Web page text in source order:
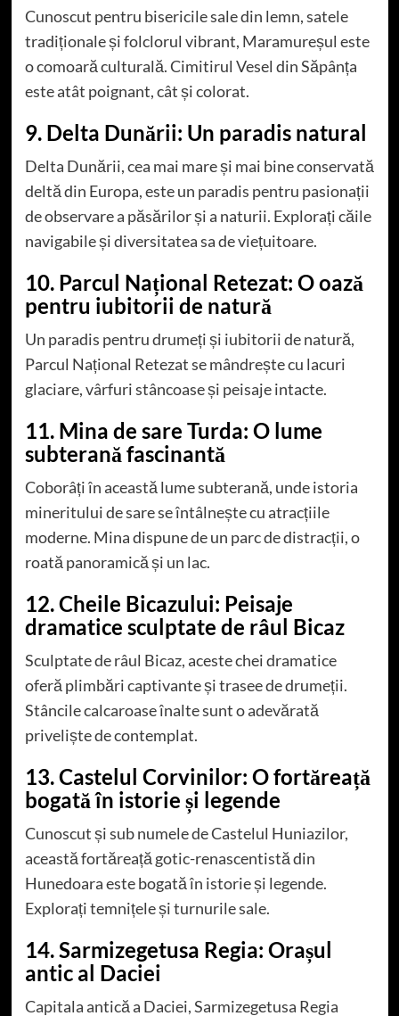
Cunoscut pentru bisericile sale din lemn, satele
tradiționale și folclorul vibrant, Maramureșul este
o comoară culturală. Cimitirul Vesel din Săpânța
este atât poignant, cât și colorat.
9. Delta Dunării: Un paradis natural
Delta Dunării, cea mai mare și mai bine conservată
deltă din Europa, este un paradis pentru pasionații
de observare a păsărilor și a naturii. Explorați căile
navigabile și diversitatea sa de viețuitoare.
10. Parcul Național Retezat: O oază
pentru iubitorii de natură
Un paradis pentru drumeți și iubitorii de natură,
Parcul Național Retezat se mândrește cu lacuri
glaciare, vârfuri stâncoase și peisaje intacte.
11. Mina de sare Turda: O lume
subterană fascinantă
Coborâți în această lume subterană, unde istoria
mineritului de sare se întâlnește cu atracțiile
moderne. Mina dispune de un parc de distracții, o
roată panoramică și un lac.
12. Cheile Bicazului: Peisaje
dramatice sculptate de râul Bicaz
Sculptate de râul Bicaz, aceste chei dramatice
oferă plimbări captivante și trasee de drumeții.
Stâncile calcaroase înalte sunt o adevărată
priveliște de contemplat.
13. Castelul Corvinilor: O fortăreață
bogată în istorie și legende
Cunoscut și sub numele de Castelul Huniazilor,
această fortăreață gotic-renascentistă din
Hunedoara este bogată în istorie și legende.
Explorați temnițele și turnurile sale.
14. Sarmizegetusa Regia: Orașul
antic al Daciei
Capitala antică a Daciei, Sarmizegetusa Regia